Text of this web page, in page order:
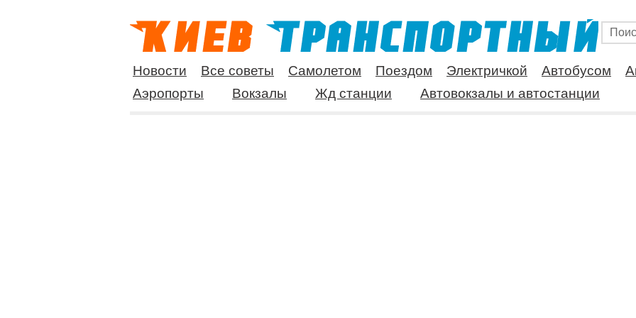
Новости Все советы Самолетом Поездом Электричкой Автобусом
Аэропорты
Вокзалы Жд станции Автовокзалы и автостанции